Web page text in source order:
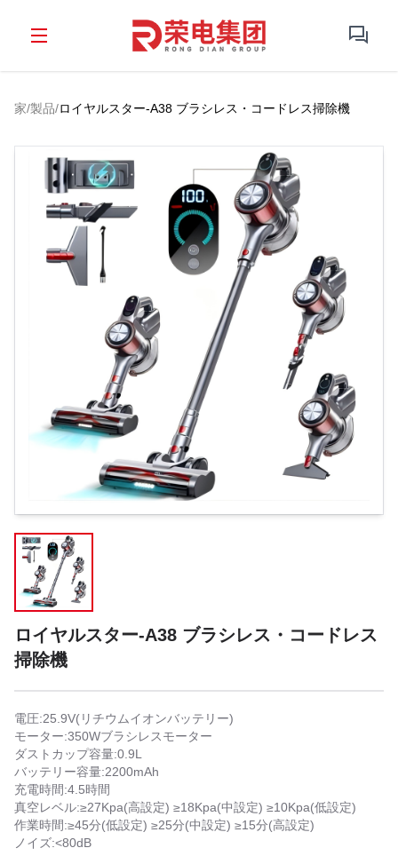
家/製品/ロイヤルスター-A38 ブラシレス・コードレス掃除機
ロイヤルスター-A38 ブラシレス・コードレス
掃除機
電圧:25.9V(リチウムイオンバッテリー)
モーター:350Wブラシレスモーター
ダストカップ容量:0.9L
バッテリー容量:2200mAh
充電時間:4.5時間
真空レベル:≥27Kpa(高設定) ≥18Kpa(中設定) ≥10Kpa(低設定)
作業時間:≥45分(低設定) ≥25分(中設定) ≥15分(高設定)
ノイズ:<80dB